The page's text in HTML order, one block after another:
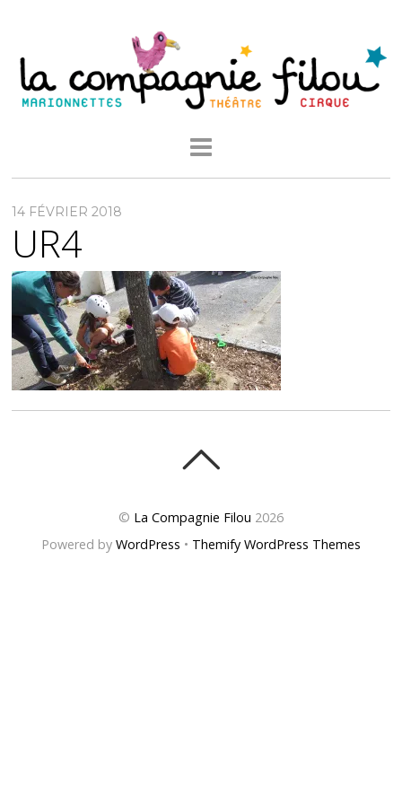
14 FÉVRIER 2018
UR4
© La Compagnie Filou 2026
Powered by WordPress • Themify WordPress Themes